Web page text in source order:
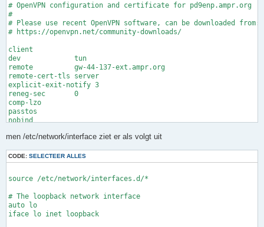
# OpenVPN configuration and certificate for pd9enp.ampr.org
#
# Please use recent OpenVPN software, can be downloaded from:
# https://openvpn.net/community-downloads/
client
dev		tun
remote		gw-44-137-ext.ampr.org
remote-cert-tls	server
explicit-exit-notify 3
reneg-sec	0
comp-lzo
passtos
nobind
-----BEGIN CERTIFICATE-----
</ca>
<cert>
men /etc/network/interface ziet er als volgt uit
CODE: SELECTEER ALLES
source /etc/network/interfaces.d/*
# The loopback network interface
auto lo
iface lo inet loopback